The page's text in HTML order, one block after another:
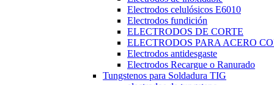
Electrodos celulósicos E6010
Electrodos fundición
ELECTRODOS DE CORTE
ELECTRODOS PARA ACERO
Electrodos antidesgaste
Electrodos Recargue o Ranurado
Tungstenos para Soldadura TIG